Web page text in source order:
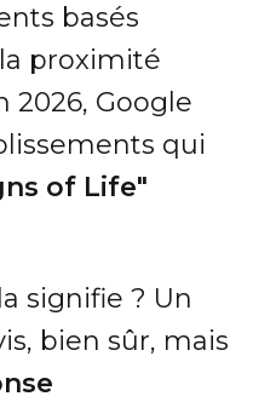
basés
proximité
2026, Google
qui
of Life"
signifie ? Un
bien sûr, mais